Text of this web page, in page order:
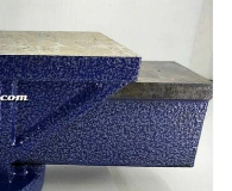
รายการ
ที่
ติดตาม